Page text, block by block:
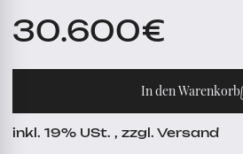
30.600€
In den Warenkorb
inkl. 19% USt. , zzgl. Versand